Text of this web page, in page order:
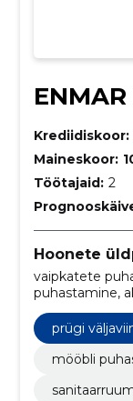
ENMAR
Krediidiskoor:
Maineskoor:
Töötajaid: 2
Hoonete
vaipkatete
puhastamine,
Klaaspindade
puhastamine,
väljaviimine,
prügi
mööbli